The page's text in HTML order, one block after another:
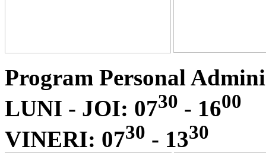
Program Personal
LUNI - JOI: 0730 - 1600
VINERI: 0730 - 1330